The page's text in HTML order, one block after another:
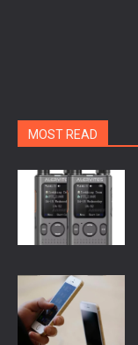
MOST READ